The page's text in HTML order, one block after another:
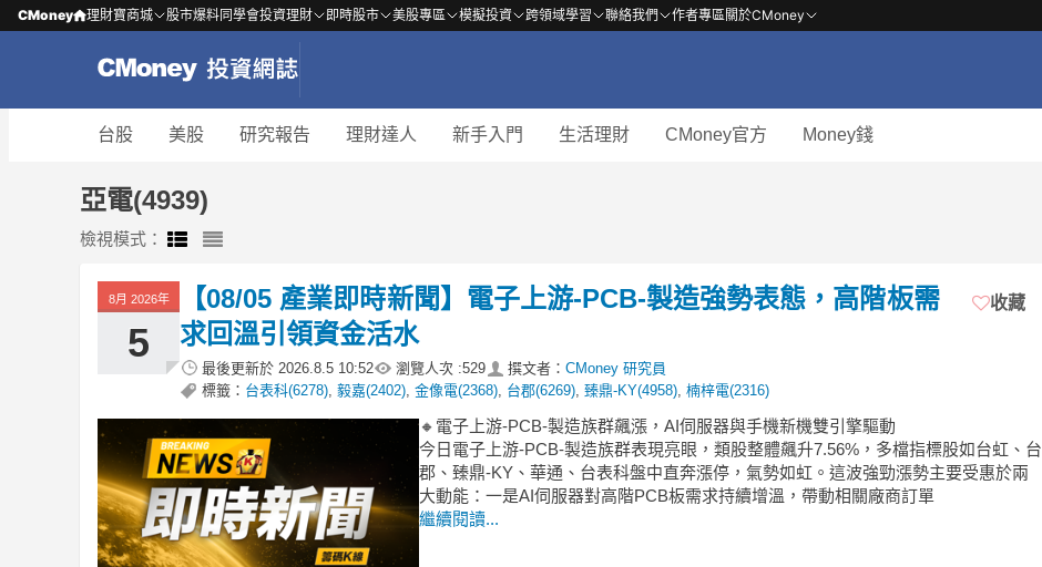
CMoney 理財寶商城 股市爆料同學會投資理財 即時股市 美股專區 模擬投資 跨領域學習 聯絡我們 作者專區關於CMoney
台股 美股 研究報告 理財達人 新手入門 生活理財 CMoney官方 Money錢
亞電(4939)
檢視模式：
8月 2026年
5
【08/05 產業即時新聞】電子上游-PCB-製造強勢表態，高階板需
求回溫引領資金活水
最後更新於 2026.8.5 10:52 瀏覽人次 :529 撰文者： CMoney 研究員
標籤： 台表科(6278) 毅嘉(2402) 金像電(2368) 台郡(6269) 臻鼎-KY(4958) 楠梓電(2316)
收藏
🔸電子上游-PCB-製造族群飆漲，AI伺服器與手機新機雙引擎驅動
今日電子上游-PCB-製造族群表現亮眼，類股整體飆升7.56%，多檔指標股如台虹、台
郡、臻鼎-KY、華通、台表科盤中直奔漲停，氣勢如虹。這波強勁漲勢主要受惠於兩
大動能：一是AI伺服器對高階PCB板需求持續增溫，帶動相關廠商訂單
繼續閱讀...